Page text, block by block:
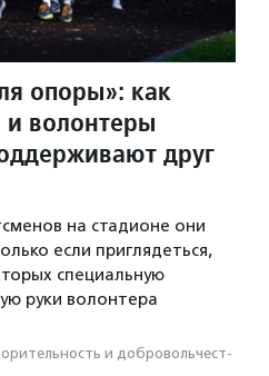
опоры»: как
и волонтеры
друг
на стадионе они
если приглядеться,
специальную
руки волонтера
и доброволь­чест­